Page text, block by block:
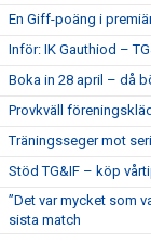
En Giff-poäng i
Inför: IK Gauthiod –
Boka in 28 april – då
Provkväll
Träningsseger mot
Stöd TG&IF – köp
”Det var mycket som
sista match